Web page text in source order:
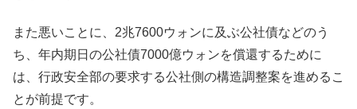
また悪いことに、2兆7600ウォンに及ぶ公社債などのう
ち、年内期日の公社債7000億ウォンを償還するために
は、行政安全部の要求する公社側の構造調整案を進めるこ
とが前提です。